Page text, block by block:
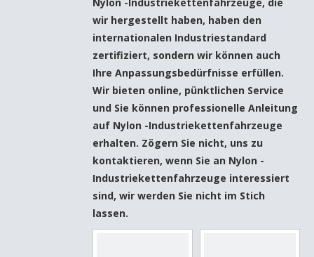
wir hergestellt haben, haben den
internationalen Industriestandard
zertifiziert, sondern wir können auch
Ihre Anpassungsbedürfnisse erfüllen.
Wir bieten online, pünktlichen Service
und Sie können professionelle Anleitung
auf Nylon -Industriekettenfahrzeuge
erhalten. Zögern Sie nicht, uns zu
kontaktieren, wenn Sie an Nylon -
Industriekettenfahrzeuge interessiert
sind, wir werden Sie nicht im Stich
lassen.